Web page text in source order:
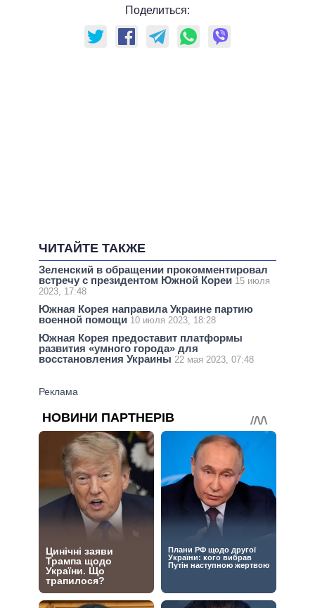
Поделиться:
ЧИТАЙТЕ ТАКЖЕ
Зеленский в обращении прокомментировал
встречу с президентом Южной Кореи 15 июля
2023, 17:48
Южная Корея направила Украине партию
военной помощи 10 июля 2023, 18:28
Южная Корея предоставит платформы
развития «умного города» для
восстановления Украины 22 мая 2023, 07:48